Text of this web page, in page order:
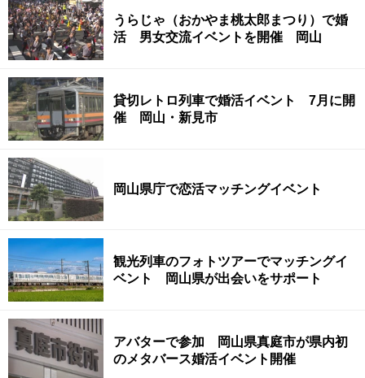
うらじゃ（おかやま桃太郎まつり）で婚
活 男女交流イベントを開催 岡山
貸切レトロ列車で婚活イベント 7月に開
催 岡山・新見市
岡山県庁で恋活マッチングイベント
観光列車のフォトツアーでマッチングイ
ベント 岡山県が出会いをサポート
アバターで参加 岡山県真庭市が県内初
のメタバース婚活イベント開催